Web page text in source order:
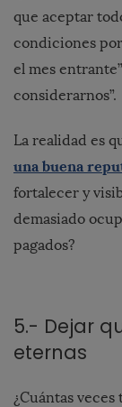
que aceptar
condiciones
el mes
considerarnos”.
La realidad es
una buena
fortalecer y
demasiado
pagados?
5.- Dejar
eternas
¿Cuántas